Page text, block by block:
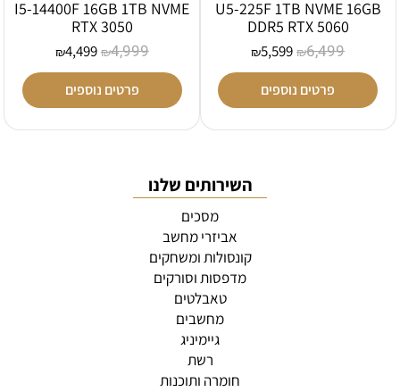
U5-225F 1TB NVME 16GB
DDR5 RTX 5060
₪6,499
₪5,599
פרטים נוספים
I5-14400F 16GB 1TB NVME
RTX 3050
₪4,999
₪4,499
פרטים נוספים
השירותים שלנו
מסכים
אביזרי מחשב
קונסולות ומשחקים
מדפסות וסורקים
טאבלטים
מחשבים
גיימיניג
רשת
חומרה ותוכנות